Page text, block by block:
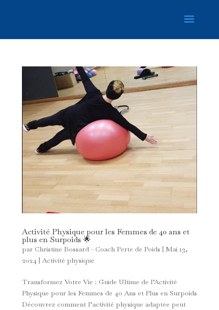
Activité Physique pour les Femmes de 40 ans et
plus en Surpoids 🌟
par Christine Bossard - Coach Perte de Poids | Mai 13,
2024| Activité physique
Transformez Votre Vie : Guide Ultime de l’Activité
Physique pour les Femmes de 40 Ans et Plus en Surpoids
Découvrez comment l’activité physique adaptée peut